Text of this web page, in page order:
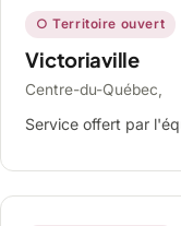
○ Territoire ouvert
Victoriaville
Centre-du-Québec,
Service offert par